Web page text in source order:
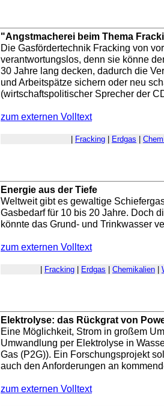
"Angstmacherei beim Thema
Die Gasfördertechnik Fracking von
verantwortungslos, denn sie könne
30 Jahre lang decken, dadurch die
und Arbeitspätze sichern oder neu
(wirtschaftspolitischer Sprecher der
zum externen Volltext
Fracking Erdgas
Energie aus der Tiefe
Weltweit gibt es gewaltige
Gasbedarf für 10 bis 20 Jahre. Doch
könnte das Grund- und Trinkwasser
zum externen Volltext
Fracking Erdgas Chemikalien
Elektrolyse: das Rückgrat von
Eine Möglichkeit, Strom in großem
Umwandlung per Elektrolyse in
Gas (P2G)). Ein Forschungsprojekt
auch den Anforderungen an
zum externen Volltext